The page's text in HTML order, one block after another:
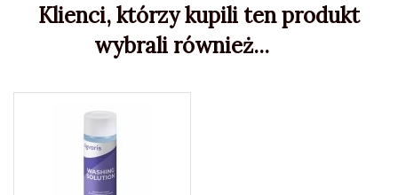
Klienci, którzy kupili ten produkt
wybrali również...